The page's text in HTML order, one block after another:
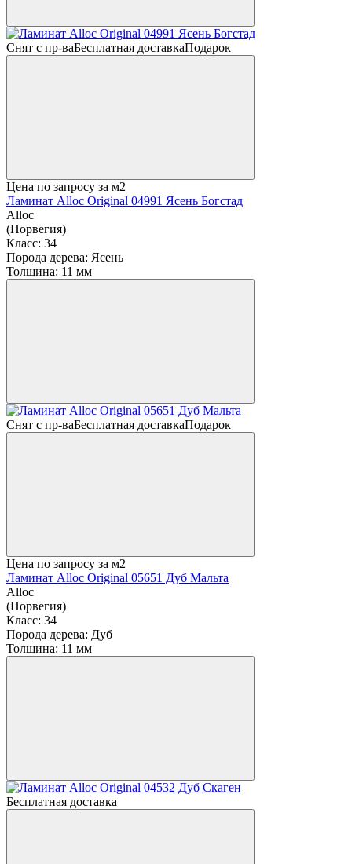
Снят с пр-ваБесплатная доставкаПодарок
Цена по запросу за м2
Ламинат Alloc Original 04991 Ясень Богстад
Alloc
(Норвегия)
Класс: 34
Порода дерева: Ясень
Толщина: 11 мм
Снят с пр-ваБесплатная доставкаПодарок
Цена по запросу за м2
Ламинат Alloc Original 05651 Дуб Мальта
Alloc
(Норвегия)
Класс: 34
Порода дерева: Дуб
Толщина: 11 мм
Бесплатная доставка